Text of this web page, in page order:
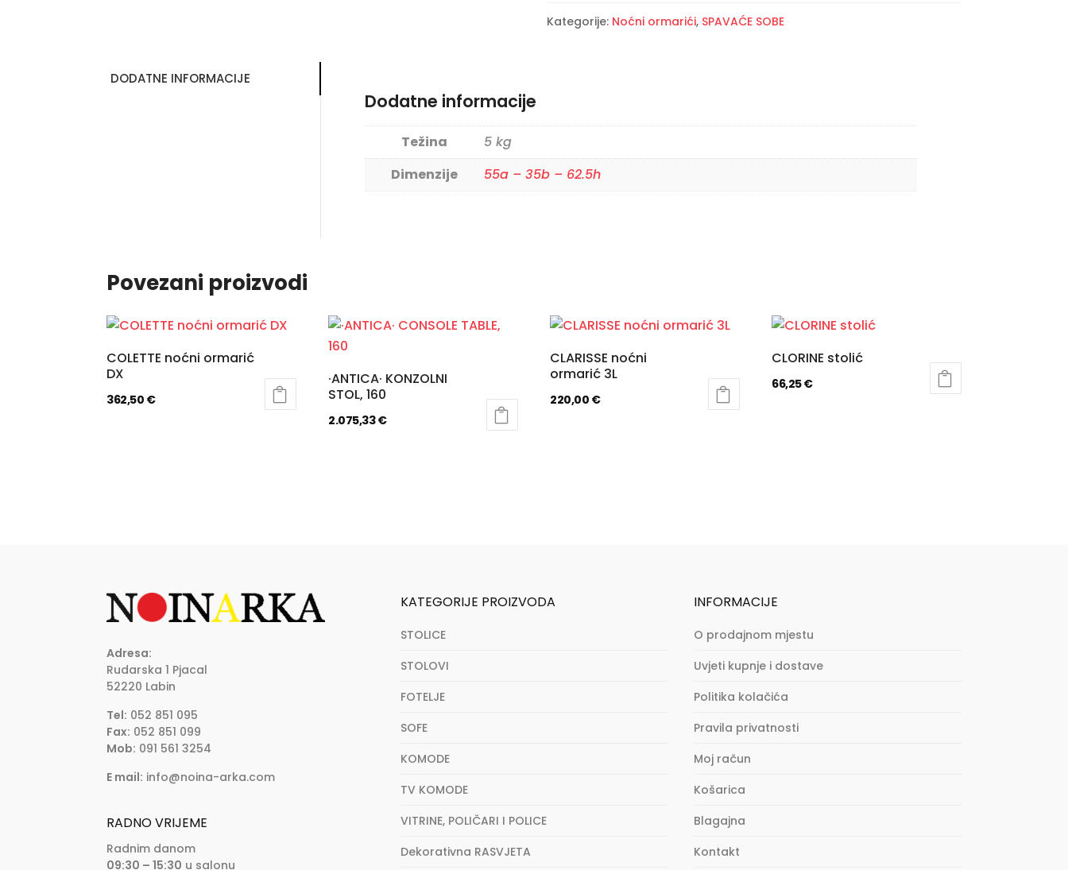
količina
Kategorije: Noćni ormarići, SPAVAĆE SOBE
DODATNE INFORMACIJE
Dodatne informacije
Težina
5 kg
Dimenzije
55a – 35b – 62.5h
Povezani proizvodi
COLETTE noćni ormarić
DX
362,50 €
·ANTICA· KONZOLNI
STOL, 160
2.075,33€
CLARISSE noćni
ormarić 3L
220,00 €
CLORINE stolić
66,25€
Adresa:
Rudarska 1 Pjacal
52220 Labin
Tel: 052 851 095
Fax: 052 851 099
Mob: 091 561 3254
E mail: info@noina-arka.com
RADNO VRIJEME
Radnim danom
09:30 – 15:30 u salonu
KATEGORIJE PROIZVODA
STOLICE
STOLOVI
FOTELJE
SOFE
KOMODE
TV KOMODE
VITRINE, POLIČARI I POLICE
Dekorativna RASVJETA
INFORMACIJE
O prodajnom mjestu
Uvjeti kupnje i dostave
Politika kolačića
Pravila privatnosti
Moj račun
Košarica
Blagajna
Kontakt